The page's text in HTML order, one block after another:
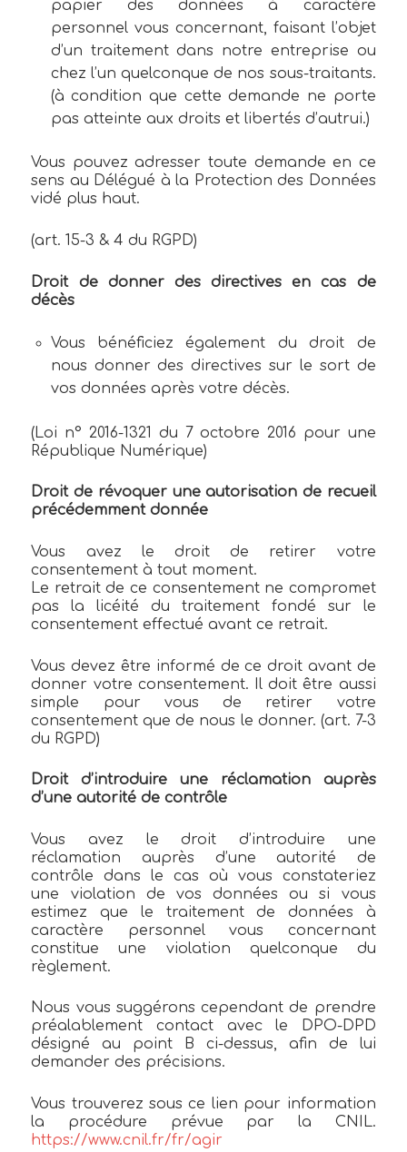
papier des données à caractère
personnel vous concernant, faisant l’objet
d’un traitement dans notre entreprise ou
chez l’un quelconque de nos sous-traitants.
(à condition que cette demande ne porte
pas atteinte aux droits et libertés d’autrui.)
Vous pouvez adresser toute demande en ce
sens au Délégué à la Protection des Données
vidé plus haut.
(art. 15-3 & 4 du RGPD)
Droit de donner des directives en cas de
décès
Vous bénéficiez également du droit de
nous donner des directives sur le sort de
vos données après votre décès.
(Loi n° 2016-1321 du 7 octobre 2016 pour une
République Numérique)
Droit de révoquer une autorisation de recueil
précédemment donnée
Vous avez le droit de retirer votre
consentement à tout moment.
Le retrait de ce consentement ne compromet
pas la licéité du traitement fondé sur le
consentement effectué avant ce retrait.
Vous devez être informé de ce droit avant de
donner votre consentement. Il doit être aussi
simple pour vous de retirer votre
consentement que de nous le donner. (art. 7-3
du RGPD)
Droit d’introduire une réclamation auprès
d’une autorité de contrôle
Vous avez le droit d’introduire une
réclamation auprès d’une autorité de
contrôle dans le cas où vous constateriez
une violation de vos données ou si vous
estimez que le traitement de données à
caractère personnel vous concernant
constitue une violation quelconque du
règlement.
Nous vous suggérons cependant de prendre
préalablement contact avec le DPO-DPD
désigné au point B ci-dessus, afin de lui
demander des précisions.
Vous trouverez sous ce lien pour information
la procédure prévue par la CNIL.
https://www.cnil.fr/fr/agir